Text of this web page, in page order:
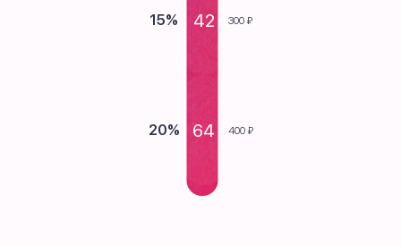
42
15% 300 ₽
64
20% 400 ₽